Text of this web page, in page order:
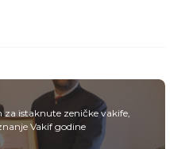
za istaknute zeničke vakife,
Vakif godine